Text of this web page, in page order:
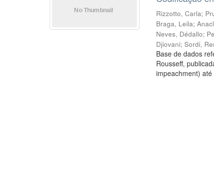
Rizzotto, Carla;
Braga, Leila;
Neves, Dédallo;
Djiovani;Sordi,
Base de dados
Rousseff,
impeachment)